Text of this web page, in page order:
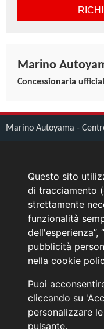
Questo sito
di tracciamento
strettamente
funzionalità
dell'esperienza”,
pubblicità
nella cookie
Puoi
cliccando su
personalizzare
pulsante.
Marino
Concessionaria
Marino Autoyama -
Monopoli (BA) - Umberto
> L'azienda
> Come raggiungerci
> Contattaci
Informativa sulla Privacy
INFORMATIVA AI